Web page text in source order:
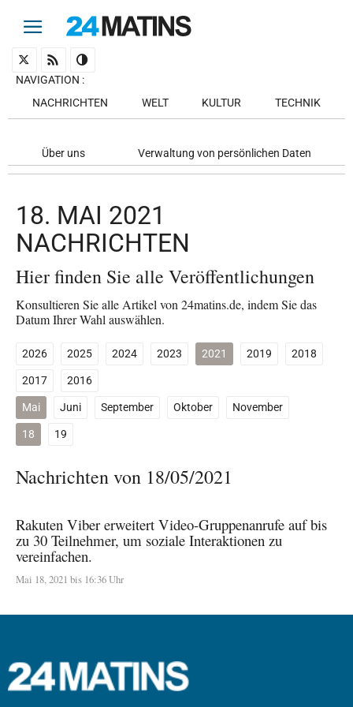
NAVIGATION :
NACHRICHTEN
WELT KULTUR TECHNIK
Über uns Verwaltung von persönlichen Daten
18. MAI 2021
NACHRICHTEN
Hier finden Sie alle Veröffentlichungen
Konsultieren Sie alle Artikel von 24matins.de, indem Sie das
Datum Ihrer Wahl auswählen.
2026 2025 2024 2023 2021 2019
2018
2017
2016
Mai
Juni September Oktober
November
18
19
Nachrichten von 18/05/2021
Rakuten Viber erweitert Video-Gruppenanrufe auf bis
zu 30 Teilnehmer, um soziale Interaktionen zu
vereinfachen.
Mai 18, 2021 bis 16:36 Uhr